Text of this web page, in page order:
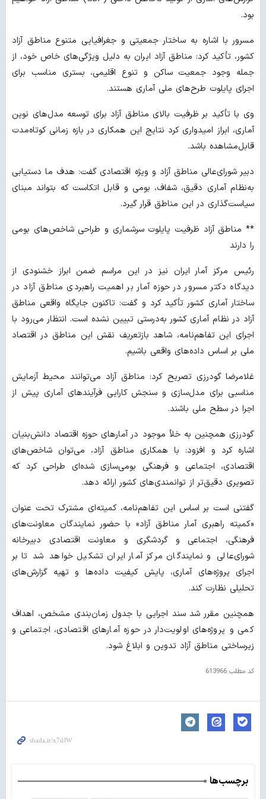
بود.
مسرور با اشاره به ساختار جمعیتی و جغرافیایی متنوع مناطق آزاد
کشور، تأکید کرد: مناطق آزاد ایران به دلیل ویژگی‌های خاص خود، از
جمله وجود جمعیت ساکن و تنوع اقلیمی، بستری مناسب برای
اجرای پایلوت طرح‌های ملی آماری هستند.
وی با تأکید بر ظرفیت بالای مناطق آزاد برای توسعه مدل‌های نوین
آماری، ابراز امیدواری کرد نتایج این همکاری در بازه زمانی کوتاه‌مدت
قابل‌مشاهده باشد.
دبیر شورای‌عالی مناطق آزاد و ویژه اقتصادی گفت: هدف ما دستیابی
به‌نظام آماری دقیق، شفاف، بومی و قابل اتکاست که بتواند مبنای
سیاست‌گذاری در این مناطق قرار گیرد.
** مناطق آزاد ظرفیت پایلوت سرشماری و طراحی شاخص‌های بومی
را دارند
رئیس مرکز آمار ایران نیز در این مراسم ضمن ابراز خشنودی از
دیدگاه دکتر مسرور در حوزه آمار بر اهمیت راهبردی مناطق آزاد در
ساختار آماری کشور تأکید کرد و گفت: تاکنون جایگاه واقعی مناطق
آزاد در نظام آماری کشور به‌درستی تبیین نشده است. انتظار می‌رود با
اجرای این تفاهم‌نامه، شاهد بازتعریف نقش این مناطق در اقتصاد
ملی بر اساس داده‌های واقعی باشیم.
غلامرضا گودرزی تصریح کرد: مناطق آزاد می‌توانند محیط آزمایش
مناسبی برای مدل‌سازی و سنجش کارایی فرآیندهای آماری پیش از
اجرا در سطح ملی باشند.
گودرزی همچنین به خلأ موجود در آمارهای حوزه اقتصاد دانش‌بنیان
اشاره کرد و افزود: با همکاری مناطق آزاد، می‌توان شاخص‌های
اقتصادی، اجتماعی و فرهنگی بومی‌سازی شده‌ای طراحی کرد که
تصویری دقیق‌تر از توانمندی‌های کشور ارائه دهد.
گفتنی است بر اساس این تفاهم‌نامه، کمیته‌ای مشترک تحت عنوان
«کمیته راهبری آمار مناطق آزاد» با حضور نمایندگان معاونت‌های
فرهنگی، اجتماعی و گردشگری و معاونت اقتصادی دبیرخانه
شورای‌عالی و نمایندگان مرکز آمار ایران تشکیل خواهد شد تا بر
اجرای پروژه‌های آماری، پایش کیفیت داده‌ها و تهیه گزارش‌های
تحلیلی نظارت کند.
همچنین مقرر شد سند اجرایی با جدول زمان‌بندی مشخص، اهداف
کمی و پروژه‌های اولویت‌دار در حوزه آمارهای اقتصادی، اجتماعی و
زیرساختی مناطق آزاد تدوین و ابلاغ شود.
کد مطلب 613966
برچسب‌ها